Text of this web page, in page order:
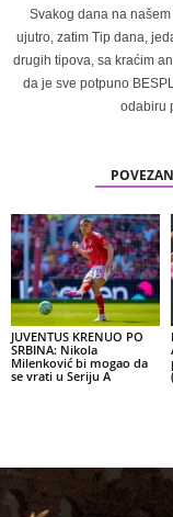
Svakog dana na
ujutro, zatim Tip dana,
drugih tipova, sa kraćim
da je sve potpuno
odabiru
JUVENTUS KRENUO PO
SRBINA: Nikola
Milenković bi mogao da
se vrati u Seriju A